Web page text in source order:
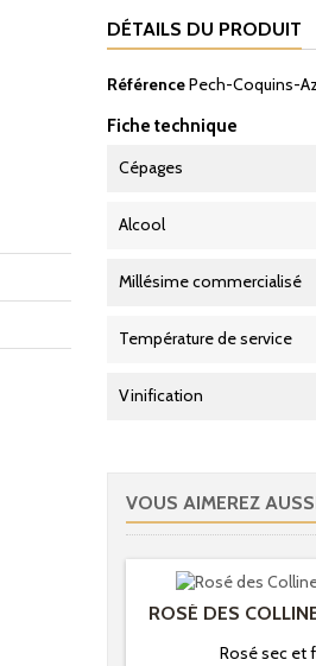
DÉTAILS DU PRODUIT
RéférencePech-Coquins-
Fiche technique
Cépages
Alcool
Millésime commercialisé
Température de service
Vinification
VOUS AIMEREZ
ROSÉ DES
Rosé sec et